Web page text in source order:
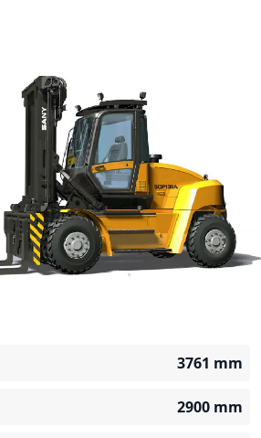
3761 mm
2900 mm